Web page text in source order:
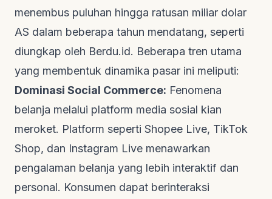
menembus puluhan hingga ratusan miliar dolar
AS dalam beberapa tahun mendatang, seperti
diungkap oleh Berdu.id. Beberapa tren utama
yang membentuk dinamika pasar ini meliputi:
Dominasi Social Commerce: Fenomena
belanja melalui platform media sosial kian
meroket. Platform seperti Shopee Live, TikTok
Shop, dan Instagram Live menawarkan
pengalaman belanja yang lebih interaktif dan
personal. Konsumen dapat berinteraksi